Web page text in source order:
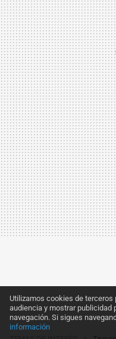
Utilizamos cookies de
audiencia y mostrar publicidad
navegación. Si sigues
información